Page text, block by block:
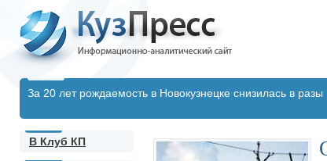
За 20 лет рождаемость в Новокузнецке снизилась в разы
В Клуб КП